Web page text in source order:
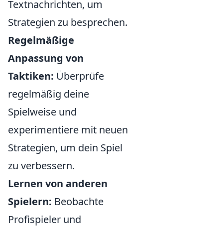
Textnachrichten, um
Strategien zu besprechen.
Regelmäßige
Anpassung von
Taktiken: Überprüfe
regelmäßig deine
Spielweise und
experimentiere mit neuen
Strategien, um dein Spiel
zu verbessern.
Lernen von anderen
Spielern: Beobachte
Profispieler und